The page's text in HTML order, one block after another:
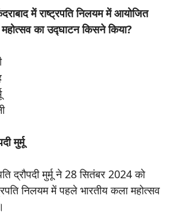
में राष्ट्रपति निलयम में आयोजित
का उद्घाटन किसने किया?
मुर्मू
द्रौपदी मुर्मू ने 28 सितंबर 2024 को
निलयम में पहले भारतीय कला महोत्सव